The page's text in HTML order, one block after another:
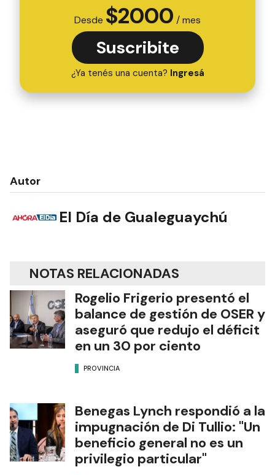
Desde $2000 / mes
Suscribite
¿Ya tenés una cuenta? Ingresá
Autor
El Día de Gualeguaychú
NOTAS RELACIONADAS
Rogelio Frigerio presentó el
balance de gestión de OSER y
aseguró que redujo el déficit
en un 30 por ciento
PROVINCIA
Benegas Lynch respondió a la
impugnación de Di Tullio: "Un
beneficio general no es un
privilegio particular"